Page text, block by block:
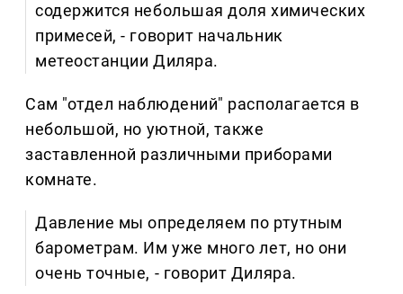
содержится небольшая доля химических
примесей, - говорит начальник
метеостанции Диляра.
Cам "отдел наблюдений" располагается в
небольшой, но уютной, также
заставленной различными приборами
комнате.
Давление мы определяем по ртутным
барометрам. Им уже много лет, но они
очень точные, - говорит Диляра.